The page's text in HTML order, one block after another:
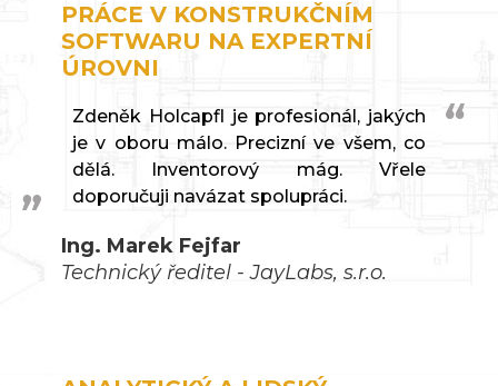
PRÁCE V KONSTRUKČNÍM
SOFTWARU NA EXPERTNÍ
ÚROVNI
Zdeněk Holcapfl je profesionál, jakých
je v oboru málo. Precizní ve všem, co
dělá. Inventorový mág. Vřele
doporučuji navázat spolupráci.
Ing. Marek Fejfar
Technický ředitel - JayLabs, s.r.o.